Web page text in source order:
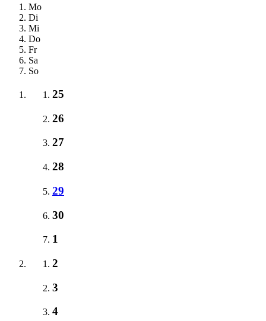
Mo
Di
Mi
Do
Fr
Sa
So
25
26
27
28
29
30
1
2
3
4